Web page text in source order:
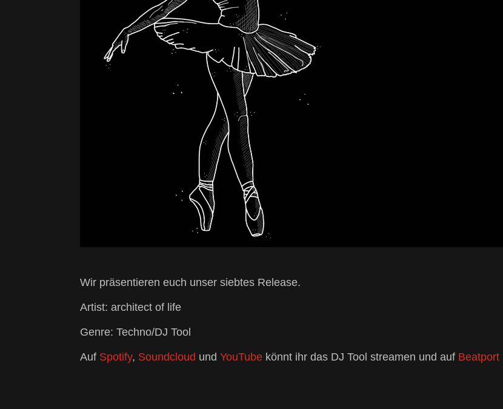
Wir präsentieren euch unser siebtes Release.
Artist: architect of life
Genre: Techno/DJ Tool
Auf Spotify, Soundcloud und YouTube könnt ihr das DJ Tool streamen und auf Beatport